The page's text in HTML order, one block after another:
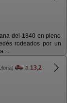
del 1840 en pleno
rodeados por un
...
a 13,2